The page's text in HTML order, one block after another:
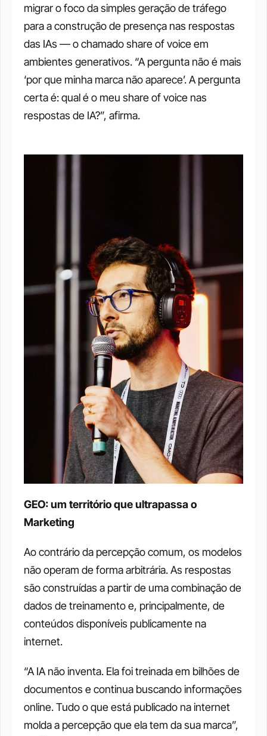
migrar o foco da simples geração de tráfego
para a construção de presença nas respostas
das IAs — o chamado share of voice em
ambientes generativos. “A pergunta não é mais
‘por que minha marca não aparece’. A pergunta
certa é: qual é o meu share of voice nas
respostas de IA?”, afirma.
GEO: um território que ultrapassa o
Marketing
Ao contrário da percepção comum, os modelos
não operam de forma arbitrária. As respostas
são construídas a partir de uma combinação de
dados de treinamento e, principalmente, de
conteúdos disponíveis publicamente na
internet.
“A IA não inventa. Ela foi treinada em bilhões de
documentos e continua buscando informações
online. Tudo o que está publicado na internet
molda a percepção que ela tem da sua marca”,